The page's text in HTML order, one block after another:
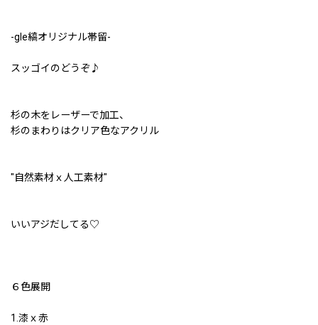
-gle縞オリジナル帯留-
スッゴイのどうぞ♪
杉の木をレーザーで加工、
杉のまわりはクリア色なアクリル
"自然素材ｘ人工素材"
いいアジだしてる♡
６色展開
1.漆ｘ赤